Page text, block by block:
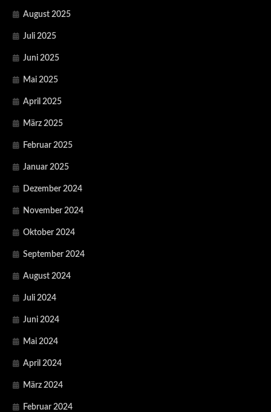
August 2025
Juli 2025
Juni 2025
Mai 2025
April 2025
März 2025
Februar 2025
Januar 2025
Dezember 2024
November 2024
Oktober 2024
September 2024
August 2024
Juli 2024
Juni 2024
Mai 2024
April 2024
März 2024
Februar 2024